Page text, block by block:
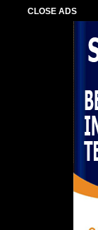
CLOSE ADS